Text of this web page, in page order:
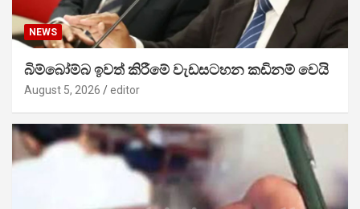
NEWS
බිම්බෝම්බ ඉවත් කිරීමේ වැඩසටහන කඩිනම් වෙයි
August 5, 2026 editor